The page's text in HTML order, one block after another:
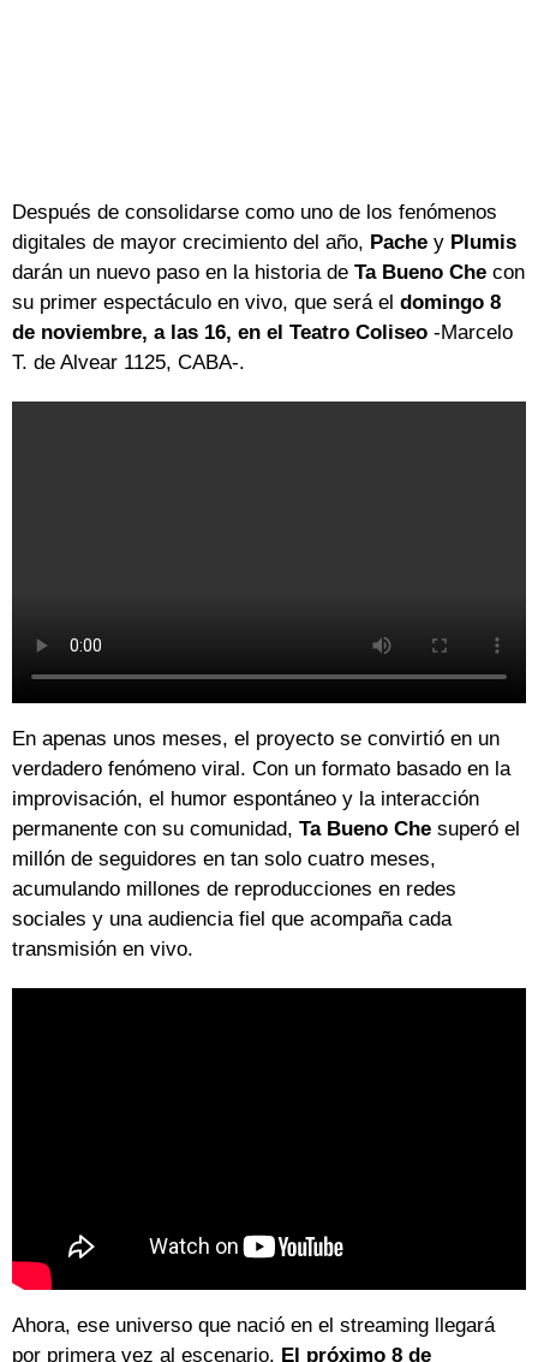
Después de consolidarse como uno de los fenómenos
digitales de mayor crecimiento del año, Pache y Plumis
darán un nuevo paso en la historia de Ta Bueno Che con
su primer espectáculo en vivo, que será el domingo 8
de noviembre, a las 16, en el Teatro Coliseo -Marcelo
T. de Alvear 1125, CABA-.
En apenas unos meses, el proyecto se convirtió en un
verdadero fenómeno viral. Con un formato basado en la
improvisación, el humor espontáneo y la interacción
permanente con su comunidad, Ta Bueno Che superó el
millón de seguidores en tan solo cuatro meses,
acumulando millones de reproducciones en redes
sociales y una audiencia fiel que acompaña cada
transmisión en vivo.
Ahora, ese universo que nació en el streaming llegará
por primera vez al escenario. El próximo 8 de